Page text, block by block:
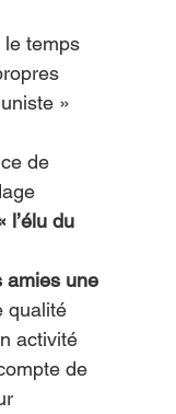
le temps
»
de
l’élu du
amies une
qualité
activité
de